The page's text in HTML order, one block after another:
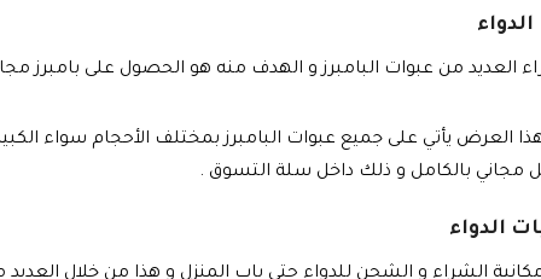
العديد من عبوات البامبرز و الهدف منه هو الحصول على بامبرز
العرض يأتي على جميع عبوات البامبرز بمختلف الأحجام سواء
بالكامل و ذلك داخل سلة التسوق .
الدواء
الشراء و الشحن للدواء حتى باب المنزل و هذا من خلال